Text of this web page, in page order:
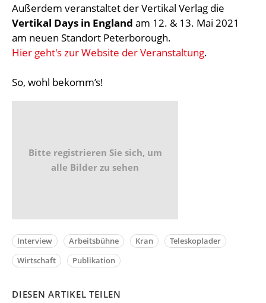
Außerdem veranstaltet der Vertikal Verlag die
Vertikal Days in England am 12. & 13. Mai 2021
am neuen Standort Peterborough.
Hier geht's zur Website der Veranstaltung.
So, wohl bekomm’s!
Bitte registrieren Sie sich, um
alle Bilder zu sehen
Interview Arbeitsbühne Kran
Teleskoplader
Wirtschaft
Publikation
DIESEN ARTIKEL TEILEN